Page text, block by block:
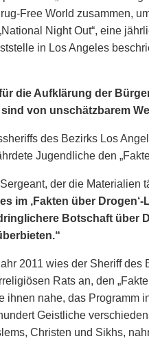
Free World zusammen,
Night Out“, eine
in Los Angeles
die Aufklärung der
von unschätzbarem
des Bezirks Los
Jugendliche den
der die Materialien
im ‚Fakten über
Botschaft über
2011 wies der Sheriff
Rats an, den
ihnen nahe, das Programm
Geistliche
Christen und Sikhs,